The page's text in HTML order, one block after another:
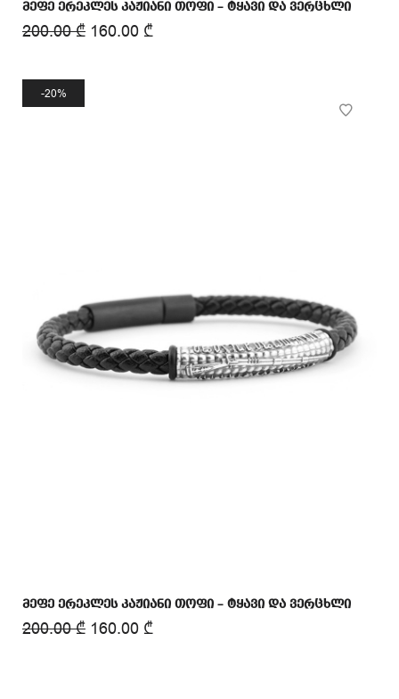
მეფე ერეკლეს კაჟიანი თოფი – ტყავი და ვერცხლი
200.00₾ 160.00 ₾
20%
მეფე ერეკლეს კაჟიანი თოფი – ტყავი და ვერცხლი
200.00₾ 160.00 ₾